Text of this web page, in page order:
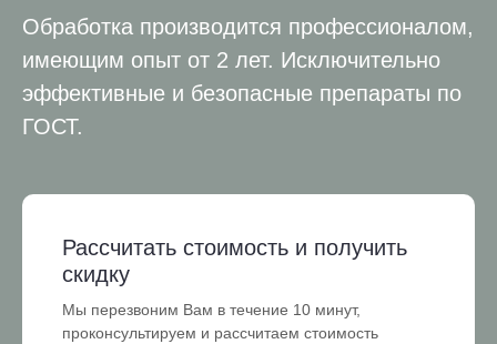
Обработка производится профессионалом,
имеющим опыт от 2 лет. Исключительно
эффективные и безопасные препараты по
ГОСТ.
Рассчитать стоимость и получить
скидку
Мы перезвоним Вам в течение 10 минут,
проконсультируем и рассчитаем стоимость